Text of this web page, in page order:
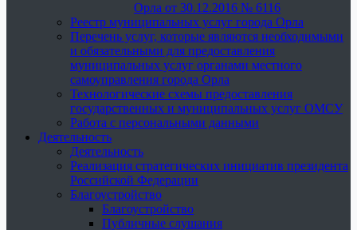
Орла от 30.12.2016 № 6116
Реестр муниципальных услуг города Орла
Перечень услуг, которые являются необходимыми
и обязательными для предоставления
муниципальных услуг органами местного
самоуправления города Орла
Технологические схемы предоставления
государственных и муниципальных услуг ОМСУ
Работа с персональными данными
Деятельность
Деятельность
Реализация стратегических инициатив президента
Российской Федерации
Благоустройство
Благоустройство
Публичные слушания